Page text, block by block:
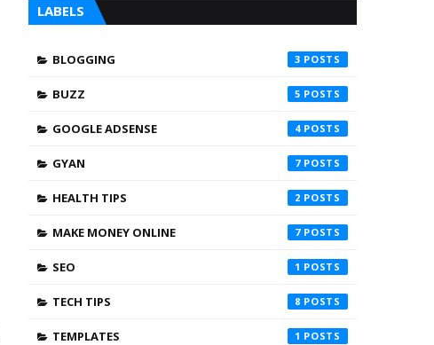
LABELS
BLOGGING 3
BUZZ 5
GOOGLE ADSENSE 4
GYAN 7
HEALTH TIPS 2
MAKE MONEY ONLINE 7
SEO 1
TECH TIPS 8
TEMPLATES 1